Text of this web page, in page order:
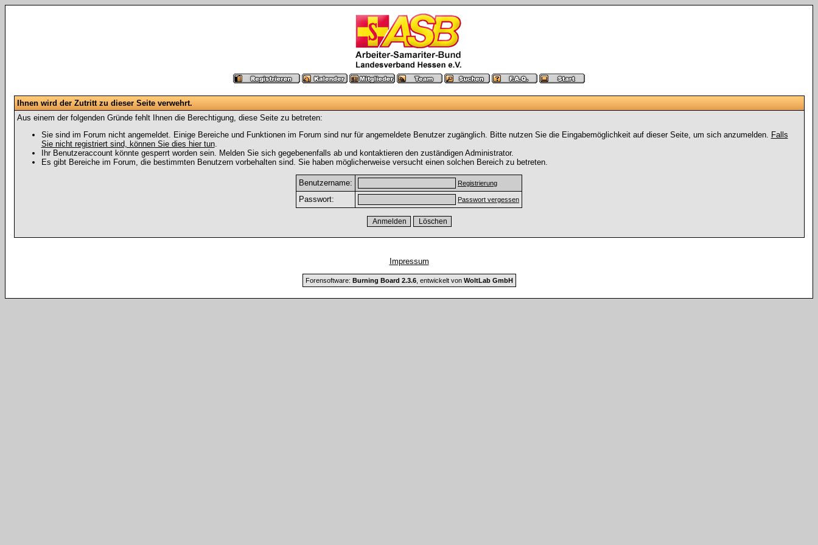
Ihnen wird der Zutritt zu dieser Seite verwehrt.
Aus einem der folgenden Gründe fehlt Ihnen die Berechtigung, diese Seite zu betreten:
Sie sind im Forum nicht angemeldet. Einige Bereiche und Funktionen im Forum sind nur für angemeldete Benutzer zugänglich. Bitte nutzen Sie die Eingabemöglichkeit auf dieser Seite, um sich anzumelden. Falls
Sie nicht registriert sind, können Sie dies hier tun.
Ihr Benutzeraccount könnte gesperrt worden sein. Melden Sie sich gegebenenfalls ab und kontaktieren den zuständigen Administrator.
Es gibt Bereiche im Forum, die bestimmten Benutzern vorbehalten sind. Sie haben möglicherweise versucht einen solchen Bereich zu betreten.
Benutzername: Registrierung
Passwort: Passwort vergessen
Impressum
Forensoftware: Burning Board 2.3.6, entwickelt von WoltLab GmbH